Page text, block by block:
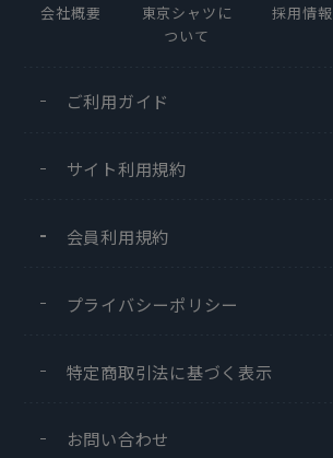
会社概要
東京シャツに
ついて
採用情報
ご利用ガイド
サイト利用規約
会員利用規約
プライバシーポリシー
特定商取引法に基づく表示
お問い合わせ